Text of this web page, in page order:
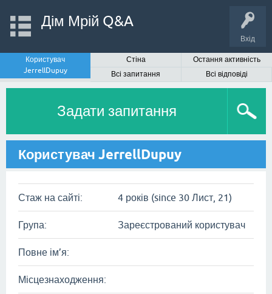
Вхід
Дім Мрій Q&A
Користувач
JerrellDupuy
Стіна
Остання активність
Всі запитання
Всі відповіді
Задати запитання
Користувач JerrellDupuy
Стаж на сайті: 4 років (since 30 Лист, 21)
Група: Зареєстрований користувач
Повне ім’я:
Місцезнаходження: